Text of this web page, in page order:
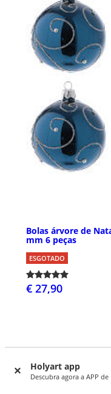
Holyart app
Descubra agora a APP
Bolas árvore de
mm 6 peças
ESGOTADO
€ 27,90